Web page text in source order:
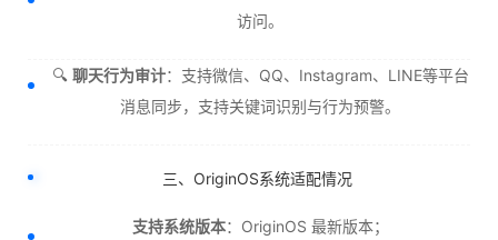
访问。
🔍 聊天行为审计：支持微信、QQ、Instagram、LINE等平台
消息同步，支持关键词识别与行为预警。
三、OriginOS系统适配情况
支持系统版本：OriginOS 最新版本；